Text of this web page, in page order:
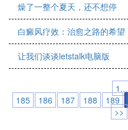
燥了一整个夏天，还不想停
白癜风疗效：治愈之路的希望
让我们谈谈letstalk电脑版
1...
185
186 187 188 189
>>